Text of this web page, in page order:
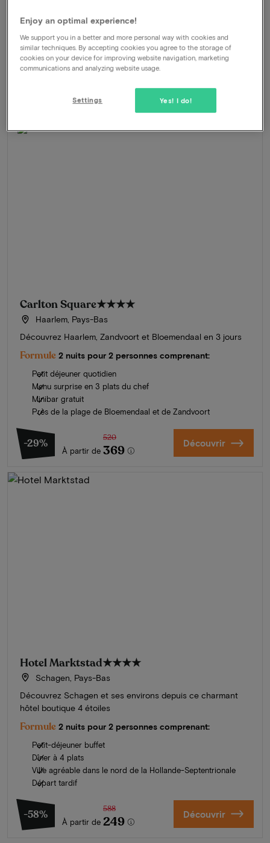
Petit déjeuner quotidien
Dîner gastronomique
Amélioration de la chambre
Bar sur le toit
Carlton Square★★★★
Haarlem, Pays-Bas
Découvrez Haarlem, Zandvoort et Bloemendaal en 3 jours
Formule 2 nuits pour 2 personnes comprenant:
Petit déjeuner quotidien
Menu surprise en 3 plats du chef
Minibar gratuit
Près de la plage de Bloemendaal et de Zandvoort
-29%
À partir de
520
369 Découvrir
Hotel Marktstad★★★★
Schagen, Pays-Bas
Découvrez Schagen et ses environs depuis ce charmant
hôtel boutique 4 étoiles
Formule 2 nuits pour 2 personnes comprenant:
Petit-déjeuner buffet
Dîner à 4 plats
Ville agréable dans le nord de la Hollande-Septentrionale
Départ tardif
-58%
À partir de
588
249 Découvrir
Enjoy an optimal experience!
We support you in a better and more personal way with cookies and
similar techniques. By accepting cookies you agree to the storage of
cookies on your device for improving website navigation, marketing
communications and analyzing website usage.
Yes! I do!
Settings